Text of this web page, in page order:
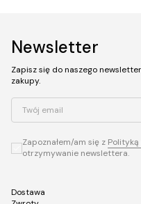
Dostawa
Newsletter
Zapisz się do naszego
zakupy.
Twój email
Zapoznałem/am się z
otrzymywanie newslettera.